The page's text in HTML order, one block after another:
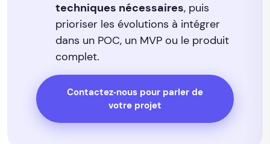
techniques nécessaires, puis
prioriser les évolutions à intégrer
dans un POC, un MVP ou le produit
complet.
Contactez‑nous pour parler de
votre projet